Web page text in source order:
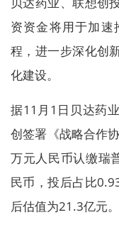
资资金将用于加
程，进一步深化创
化建设。
据11月1日贝达药
创签署《战略合作
万元人民币认缴瑞
民币，投后占比
后估值为21.3亿元。